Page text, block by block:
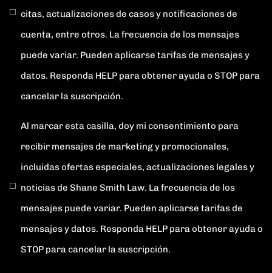
citas, actualizaciones de casos y notificaciones de
cuenta, entre otros. La frecuencia de los mensajes
puede variar. Pueden aplicarse tarifas de mensajes y
datos. Responda HELP para obtener ayuda o STOP para
cancelar la suscripción.
Al marcar esta casilla, doy mi consentimiento para
recibir mensajes de marketing y promocionales,
incluidas ofertas especiales, actualizaciones legales y
noticias de Shane Smith Law. La frecuencia de los
mensajes puede variar. Pueden aplicarse tarifas de
mensajes y datos. Responda HELP para obtener ayuda o
STOP para cancelar la suscripción.